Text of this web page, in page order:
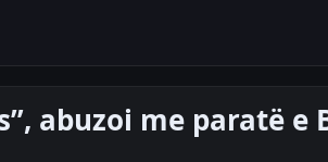
abuzoi me paratë e